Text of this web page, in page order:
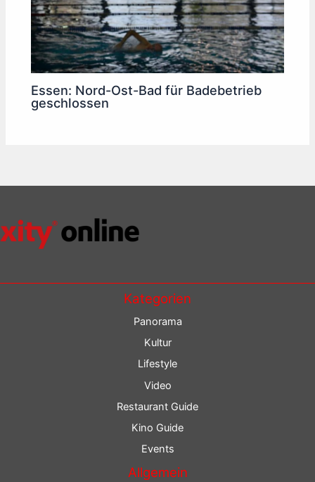
Essen: Nord-Ost-Bad für Badebetrieb
geschlossen
Kategorien
Panorama
Kultur
Lifestyle
Video
Restaurant Guide
Kino Guide
Events
Allgemein